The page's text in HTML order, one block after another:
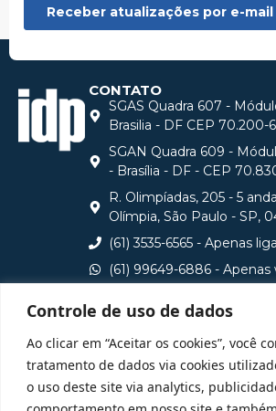
Controle de uso de dados
Ao clicar em “Aceitar os cookies”, você
tratamento de dados via cookies
o uso deste site via analytics,
CONTATO
SGAS Quadra 607 -
Brasilia - DF CEP 70.200-
SGAN Quadra 609 -
- Brasília - DF - CEP
R. Olimpíadas, 205 - 5
Olímpia, São Paulo - SP,
(61) 3535-6565 - Apenas
(61) 99649-6886 -
Consulte aqui o cadastro da
MEC